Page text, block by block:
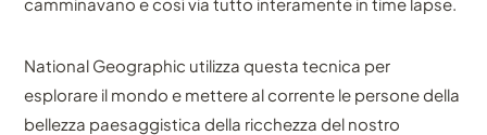
National Geographic utilizza questa tecnica per
esplorare il mondo e mettere al corrente le persone della
bellezza paesaggistica della ricchezza del nostro